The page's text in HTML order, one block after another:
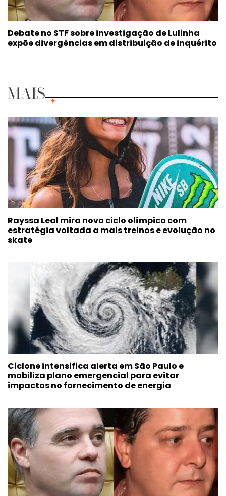
Debate no STF sobre investigação de Lulinha
expõe divergências em distribuição de inquérito
MAIS
Rayssa Leal mira novo ciclo olímpico com
estratégia voltada a mais treinos e evolução no
skate
Ciclone intensifica alerta em São Paulo e
mobiliza plano emergencial para evitar
impactos no fornecimento de energia